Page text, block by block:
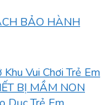
BẢO HÀNH
Vui Chơi Trẻ Em
BỊ MẦM NON